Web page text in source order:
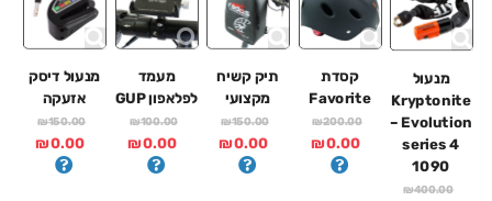
מנעול
Kryptonite
– Evolution
series 4
1090
₪400.00
קסדת
Favorite
₪200.00
₪0.00
תיק קשיח
מקצועי
₪150.00
₪0.00
מעמד
לפלאפון GUP
₪100.00
₪0.00
מנעול דיסק
אזעקה
₪150.00
₪0.00